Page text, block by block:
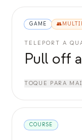
GAME 👥
TELEPORT A
Pull off
TOQUE PARA
COURSE